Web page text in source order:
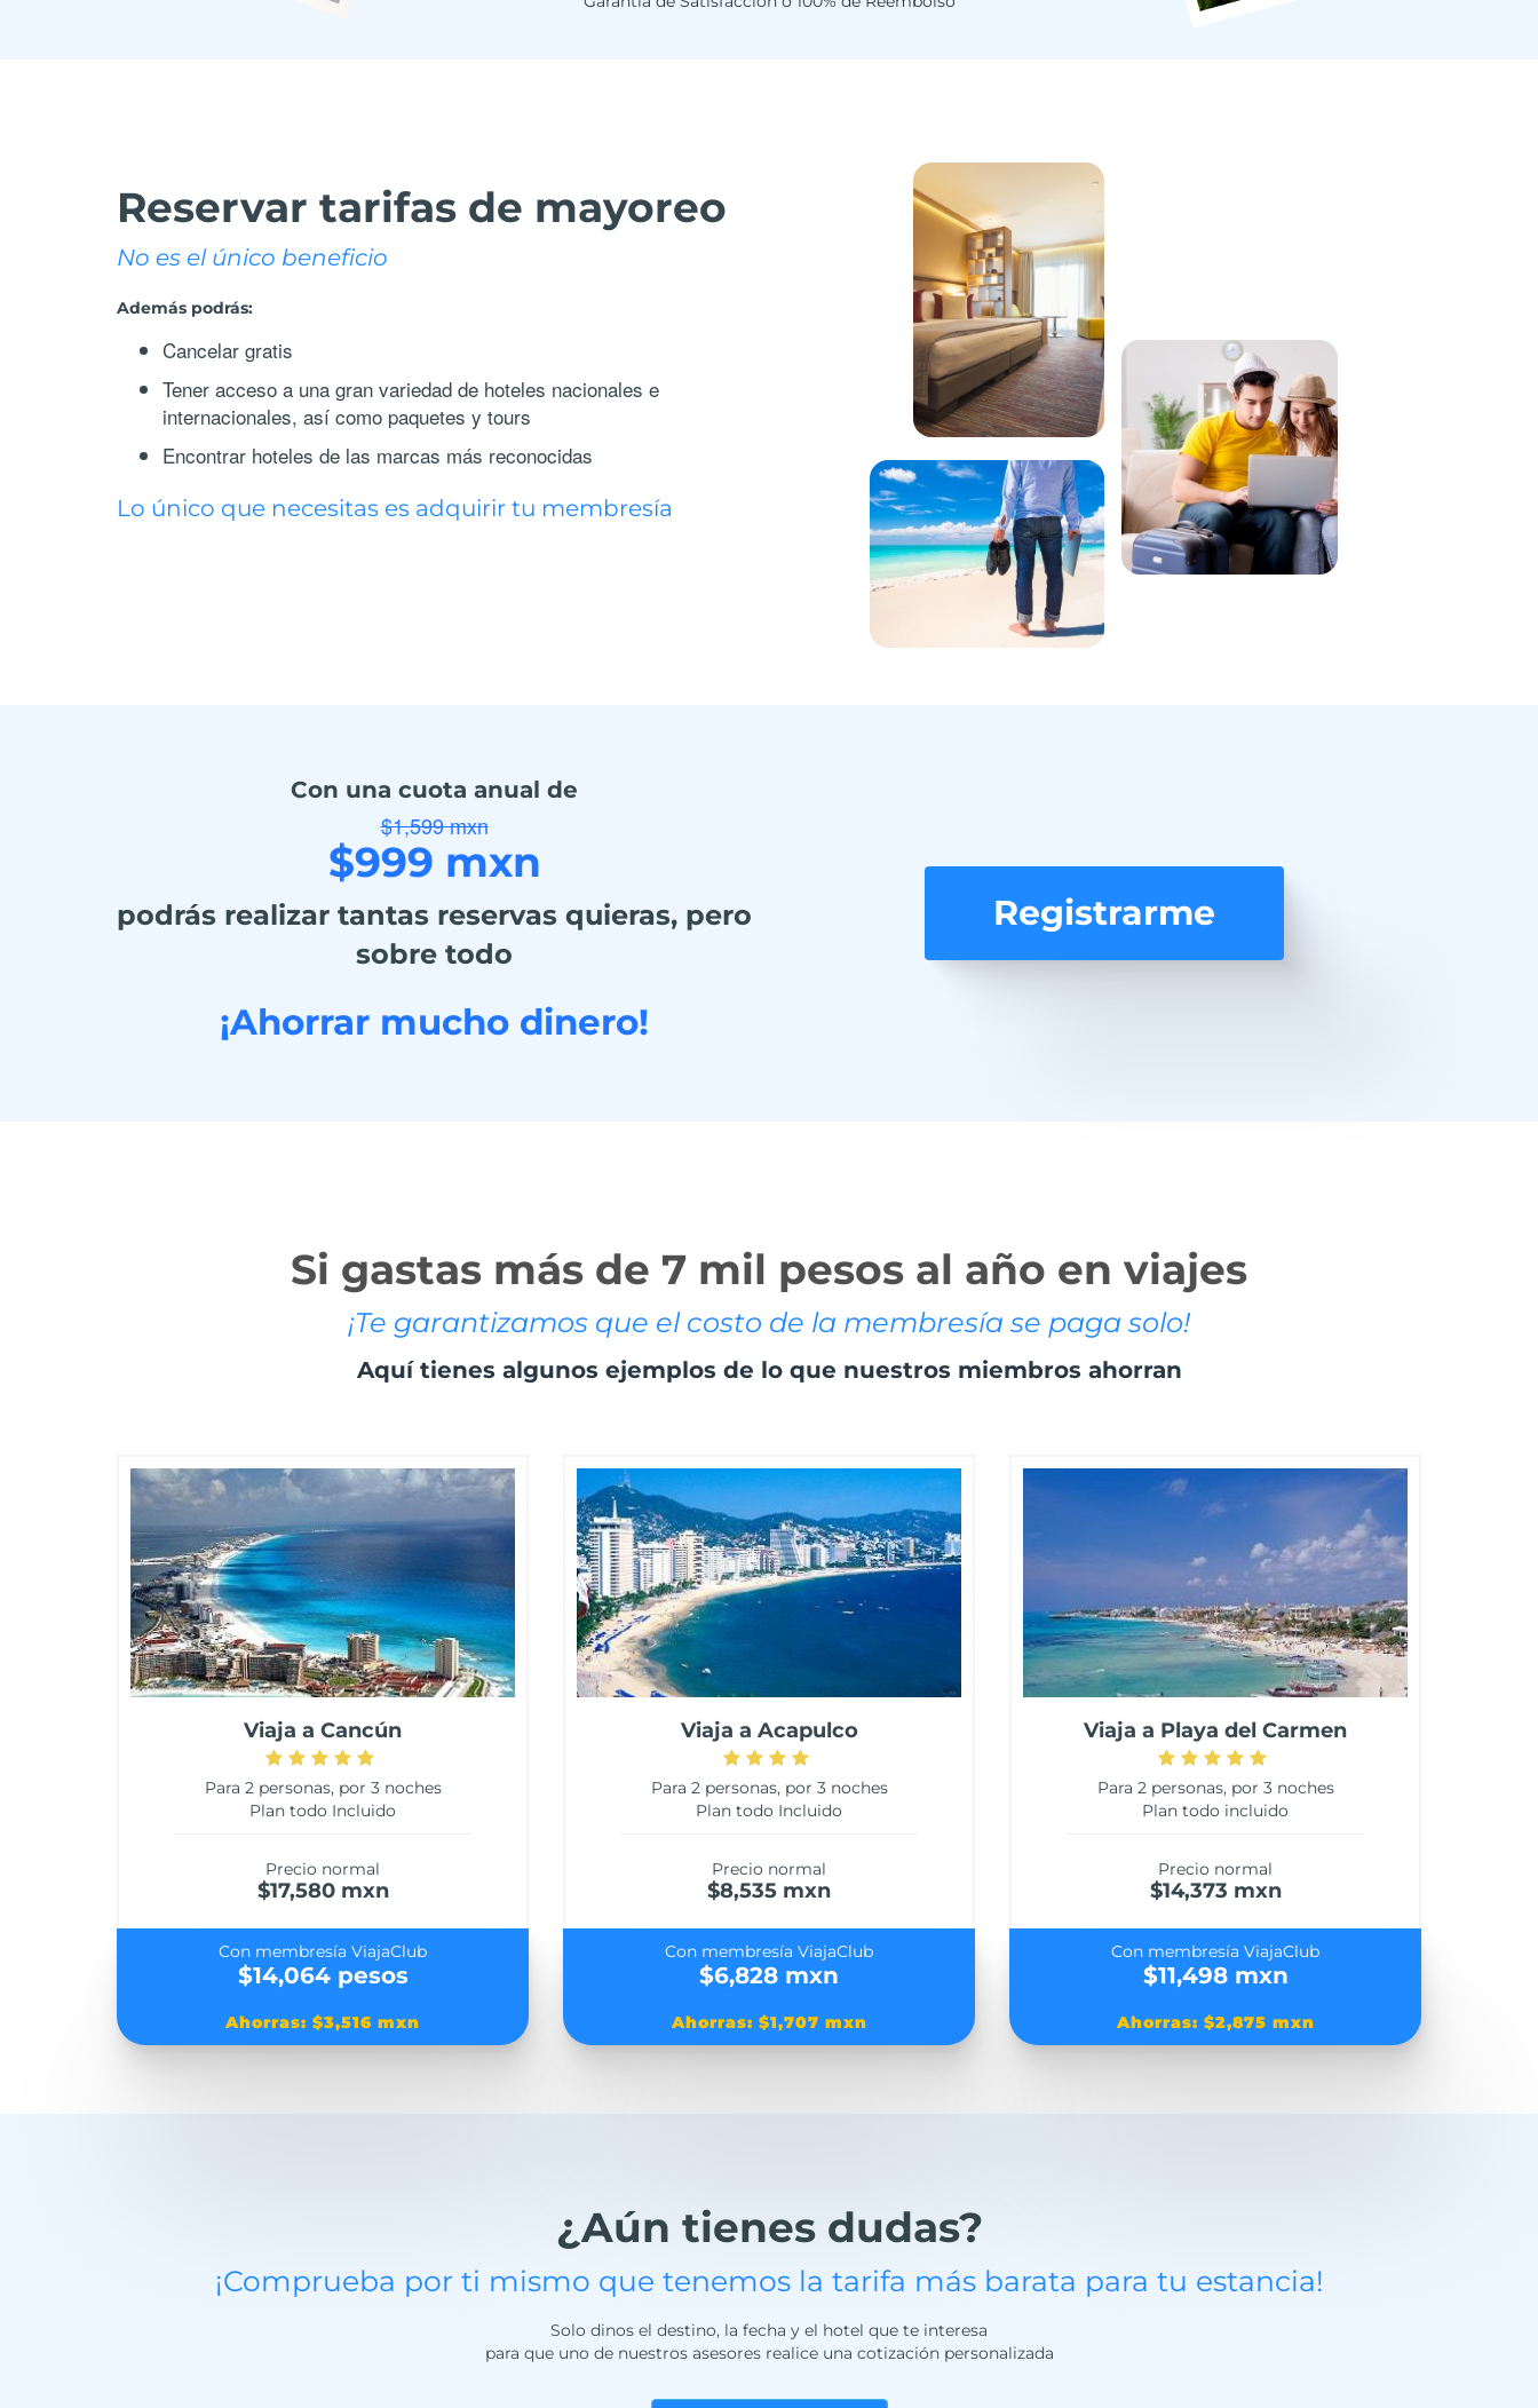
Reservar tarifas de mayoreo
No es el único beneficio
Además podrás:
Cancelar gratis
Tener acceso a una gran variedad de hoteles nacionales e
internacionales, así como paquetes y tours
Encontrar hoteles de las marcas más reconocidas
Lo único que necesitas es adquirir tu membresía
Con una cuota anual de
$1,599 mxn
$999 mxn
podrás realizar tantas reservas quieras, pero
sobre todo
¡Ahorrar mucho dinero!
Registrarme
Si gastas más de 7 mil pesos al año en viajes
¡Te garantizamos que el costo de la membresía se paga solo!
Aquí tienes algunos ejemplos de lo que nuestros miembros ahorran
Viaja a Cancún
Para 2 personas, por 3 noches
Plan todo Incluido
Precio normal
$17,580 mxn
Con membresía ViajaClub
$14,064 pesos
Ahorras: $3,516 mxn
Viaja a Acapulco
Para 2 personas, por 3 noches
Plan todo Incluido
Precio normal
$8,535 mxn
Con membresía ViajaClub
$6,828 mxn
Ahorras: $1,707 mxn
Viaja a Playa del Carmen
Para 2 personas, por 3 noches
Plan todo incluido
Precio normal
$14,373 mxn
Con membresía ViajaClub
$11,498 mxn
Ahorras: $2,875 mxn
¿Aún tienes dudas?
¡Comprueba por ti mismo que tenemos la tarifa más barata para tu estancia!
Solo dinos el destino, la fecha y el hotel que te interesa
para que uno de nuestros asesores realice una cotización personalizada